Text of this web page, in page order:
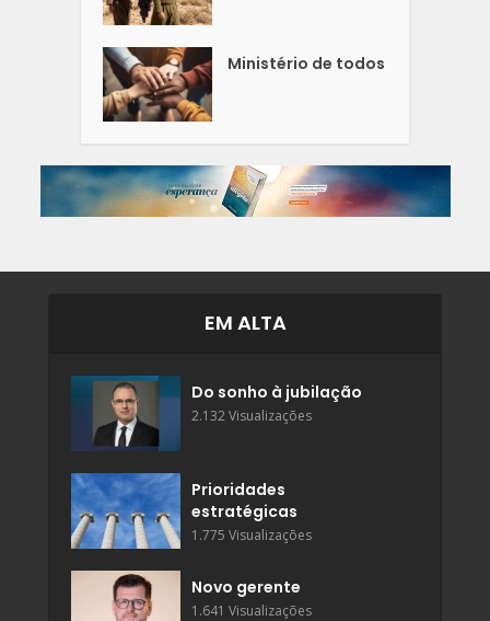
Ministério de todos
EM ALTA
Do sonho à jubilação
2.132 Visualizações
Prioridades
estratégicas
1.775 Visualizações
Novo gerente
1.641 Visualizações